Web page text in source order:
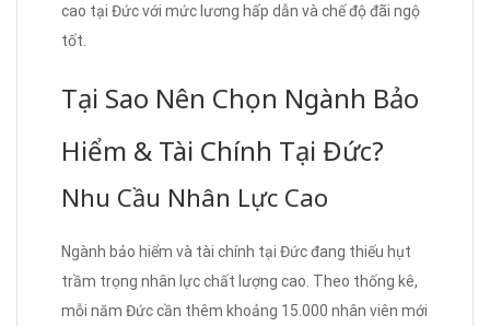
cao tại Đức với mức lương hấp dẫn và chế độ đãi ngộ
tốt.
Tại Sao Nên Chọn Ngành Bảo
Hiểm & Tài Chính Tại Đức?
Nhu Cầu Nhân Lực Cao
Ngành bảo hiểm và tài chính tại Đức đang thiếu hụt
trầm trọng nhân lực chất lượng cao. Theo thống kê,
mỗi năm Đức cần thêm khoảng 15.000 nhân viên mới